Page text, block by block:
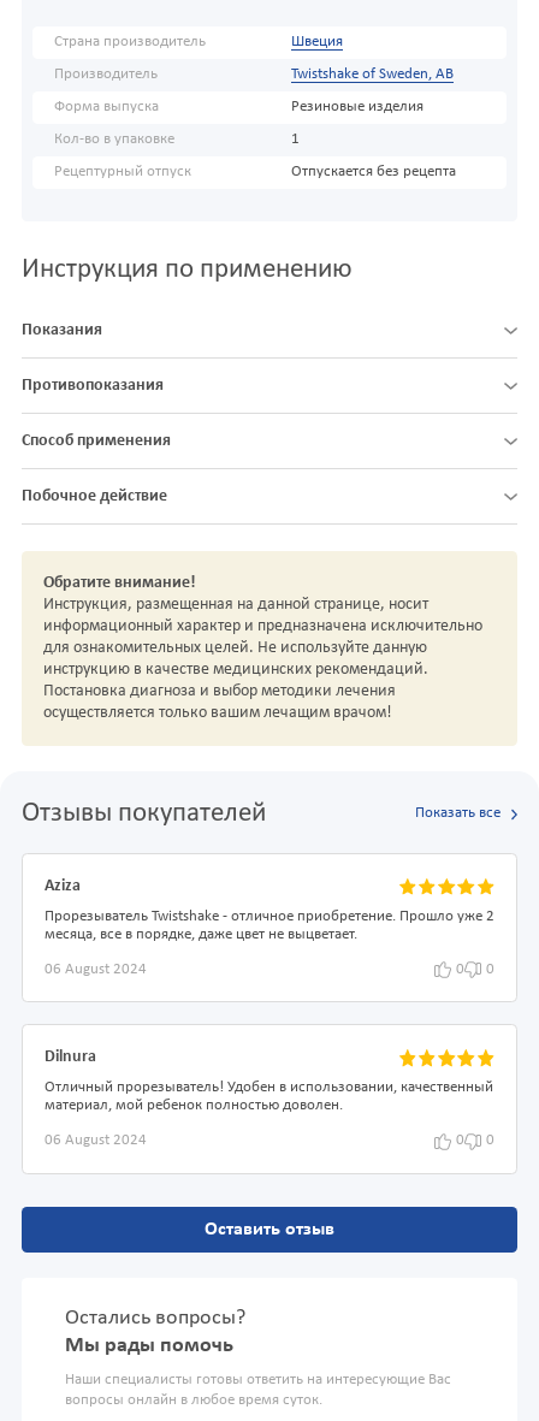
Страна производитель Швеция
Производитель Twistshake of Sweden, AB
Форма выпуска Резиновые изделия
Кол-во в упаковке 1
Рецептурный отпуск Отпускается без рецепта
Инструкция по применению
Показания
Противопоказания
Способ применения
Побочное действие
Обратите внимание!
Инструкция, размещенная на данной странице, носит
информационный характер и предназначена исключительно
для ознакомительных целей. Не используйте данную
инструкцию в качестве медицинских рекомендаций.
Постановка диагноза и выбор методики лечения
осуществляется только вашим лечащим врачом!
Отзывы покупателей Показать все
Aziza
Прорезыватель Twistshake - отличное приобретение. Прошло уже 2
месяца, все в порядке, даже цвет не выцветает.
06 August 2024 0 0
Dilnura
Отличный прорезыватель! Удобен в использовании, качественный
материал, мой ребенок полностью доволен.
06 August 2024 0 0
Оставить отзыв
Остались вопросы?
Мы рады помочь
Наши специалисты готовы ответить на интересующие Вас
вопросы онлайн в любое время суток.